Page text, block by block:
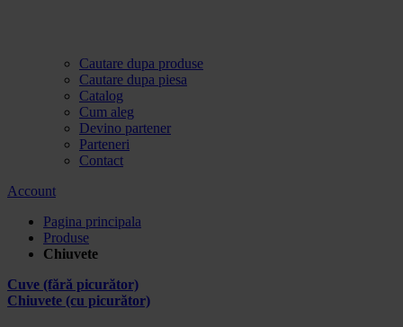
Cautare dupa produse
Cautare dupa piesa
Catalog
Cum aleg
Devino partener
Parteneri
Contact
Account
Pagina principala
Produse
Chiuvete
Cuve (fără picurător)
Chiuvete (cu picurător)